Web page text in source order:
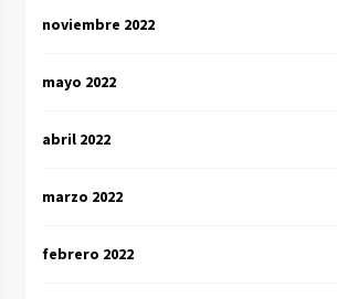
noviembre 2022
mayo 2022
abril 2022
marzo 2022
febrero 2022